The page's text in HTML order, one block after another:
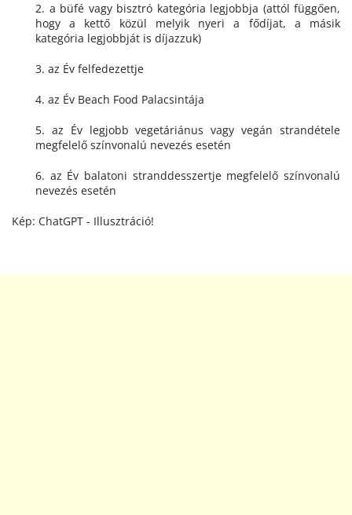
2. a büfé vagy bisztró kategória legjobbja (attól függően,
hogy a kettő közül melyik nyeri a fődíjat, a másik
kategória legjobbját is díjazzuk)
3. az Év felfedezettje
4. az Év Beach Food Palacsintája
5. az Év legjobb vegetáriánus vagy vegán strandétele
megfelelő színvonalú nevezés esetén
6. az Év balatoni stranddesszertje megfelelő színvonalú
nevezés esetén
Kép: ChatGPT - Illusztráció!